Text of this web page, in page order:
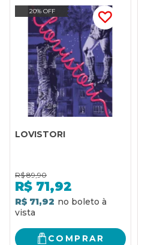
20% OFF
LOVISTORI
R$ 89,90
R$ 71,92
R$ 71,92
COMPRAR